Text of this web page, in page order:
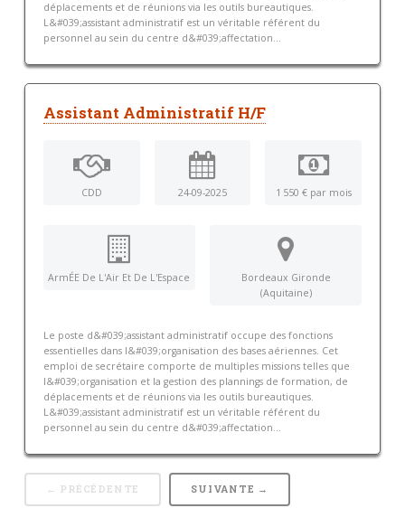
déplacements et de réunions via les outils bureautiques.
L&#039;assistant administratif est un véritable référent du
personnel au sein du centre d&#039;affectation...
Assistant Administratif H/F
CDD 24-09-2025 1 550 € par mois
ArmÉE De L'Air Et De L'Espace
Bordeaux Gironde
(Aquitaine)
Le poste d&#039;assistant administratif occupe des fonctions
essentielles dans l&#039;organisation des bases aériennes. Cet
emploi de secrétaire comporte de multiples missions telles que
l&#039;organisation et la gestion des plannings de formation, de
déplacements et de réunions via les outils bureautiques.
L&#039;assistant administratif est un véritable référent du
personnel au sein du centre d&#039;affectation...
← PRÉCÉDENTE SUIVANTE →